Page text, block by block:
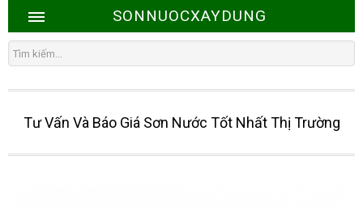
SONNUOCXAYDUNG
Tư Vấn Và Báo Giá Sơn Nước Tốt Nhất Thị Trường